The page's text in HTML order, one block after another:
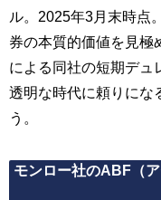
ル。2025年3月末時点
券の本質的価値を見極
による同社の短期デュ
透明な時代に頼りにな
う。
モンロー社のABF（